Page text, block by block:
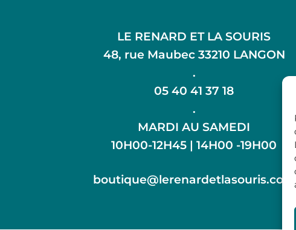
LE RENARD ET LA SOURIS
48, rue Maubec 33210 LANGON
.
05 40 41 37 18
.
MARDI AU SAMEDI
10H00-12H45 | 14H00 -19H00
boutique@lerenardetlasouris.com